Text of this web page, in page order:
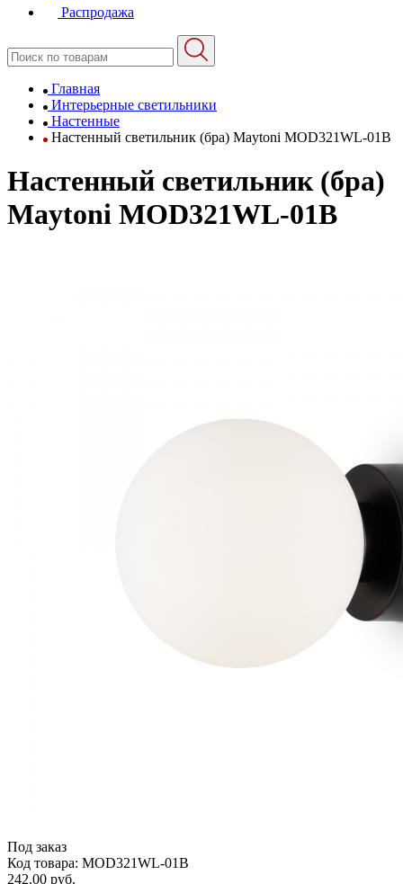
Распродажа
Главная
Интерьерные светильники
Настенные
Настенный светильник (бра) Maytoni MOD321WL-01B
Настенный светильник (бра)
Maytoni MOD321WL-01B
Под заказ
Код товара: MOD321WL-01B
242.00 руб.